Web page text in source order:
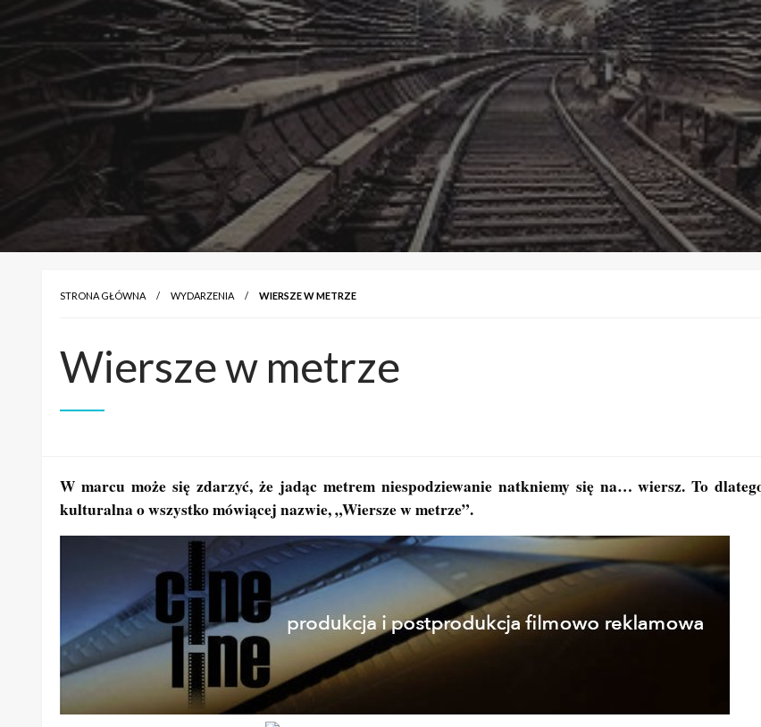
STRONA GŁÓWNA WYDARZENIA WIERSZE W METRZE
Wiersze w metrze
W marcu może się zdarzyć, że jadąc metrem niespodziewanie natkniemy się na… wiersz. To
kulturalna o wszystko mówiącej nazwie, „Wiersze w metrze”.